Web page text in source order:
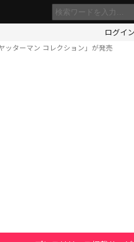
ログイン
ッターマン コレクション」が発売